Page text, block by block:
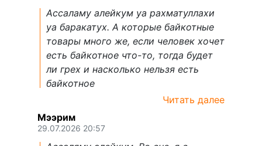
Ассаламу алейкум уа рахматуллахи
уа баракатух. А которые байкотные
товары много же, если человек хочет
есть байкотное что-то, тогда будет
ли грех и насколько нельзя есть
байкотное
Читать далее
Мээрим
29.07.2026 20:57